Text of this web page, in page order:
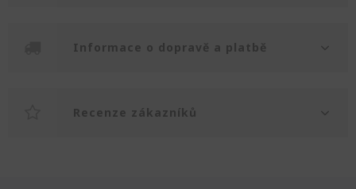
Informace o dopravě a platbě
Recenze zákazníků